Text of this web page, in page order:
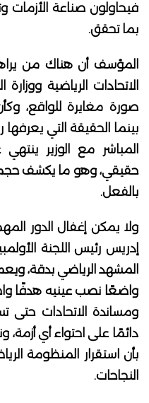
فيحاولون صناعة الأزمات
بما تحقق.
المؤسف أن هناك من
الاتحادات الرياضية
صورة مغايرة للواقع،
بينما الحقيقة التي
المباشر مع الوزير
حقيقي، وهو ما يكشف حجم
بالفعل.
ولا يمكن إغفال الدور
إدريس رئيس اللجنة
المشهد الرياضي بدقة،
واضعًا نصب عينيه هدفًا
ومساندة الاتحادات حتى
دائمًا على احتواء أي أزمة،
بأن استقرار المنظومة
النجاحات.